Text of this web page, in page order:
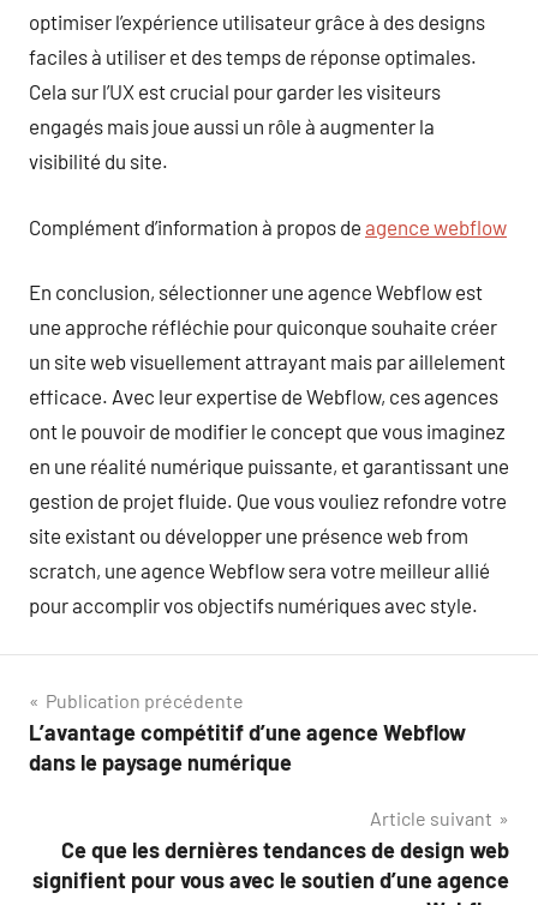
optimiser l’expérience utilisateur grâce à des designs
faciles à utiliser et des temps de réponse optimales.
Cela sur l’UX est crucial pour garder les visiteurs
engagés mais joue aussi un rôle à augmenter la
visibilité du site.
Complément d’information à propos de agence webflow
En conclusion, sélectionner une agence Webflow est
une approche réfléchie pour quiconque souhaite créer
un site web visuellement attrayant mais par aillelement
efficace. Avec leur expertise de Webflow, ces agences
ont le pouvoir de modifier le concept que vous imaginez
en une réalité numérique puissante, et garantissant une
gestion de projet fluide. Que vous vouliez refondre votre
site existant ou développer une présence web from
scratch, une agence Webflow sera votre meilleur allié
pour accomplir vos objectifs numériques avec style.
Navigation
de
Publication précédente
L’avantage compétitif d’une agence Webflow
dans le paysage numérique
Article suivant
Ce que les dernières tendances de design web
signifient pour vous avec le soutien d’une agence